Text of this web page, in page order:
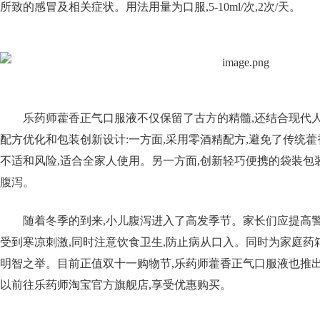
所致的感冒及相关症状。用法用量为口服,5-10ml/次,2次/天。
乐药师藿香正气口服液不仅保留了古方的精髓,还结合现代
配方优化和包装创新设计:一方面,采用零酒精配方,避免了传统
不适和风险,适合全家人使用。另一方面,创新轻巧便携的袋装包
腹泻。
随着冬季的到来,小儿腹泻进入了高发季节。家长们应提高
受到寒凉刺激,同时注意饮食卫生,防止病从口入。同时为家庭药
明智之举。目前正值双十一购物节,乐药师藿香正气口服液也推
以前往乐药师淘宝官方旗舰店,享受优惠购买。